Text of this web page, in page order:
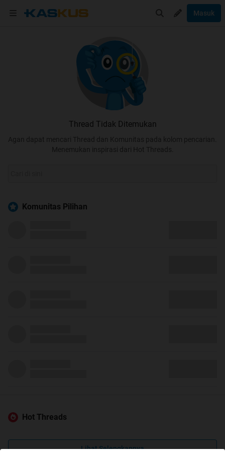
Masuk
Thread Tidak Ditemukan
Agan dapat mencari Thread dan Komunitas pada kolom pencarian.
Menemukan inspirasi dari Hot Threads.
Komunitas Pilihan
Hot Threads
Lihat Selengkapnya